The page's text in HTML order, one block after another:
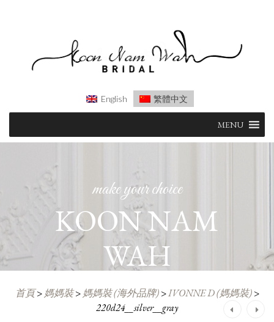
English 繁體中文
content
MENU
make your choice
KOON NAM
WAH
首頁> 媽媽裝> 媽媽裝 (海外品牌)>IVONNE D (媽媽裝)>
220d24__silver__gray